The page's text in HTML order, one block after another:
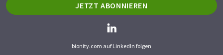
JETZT ABONNIEREN
bionity.com auf LinkedIn folgen